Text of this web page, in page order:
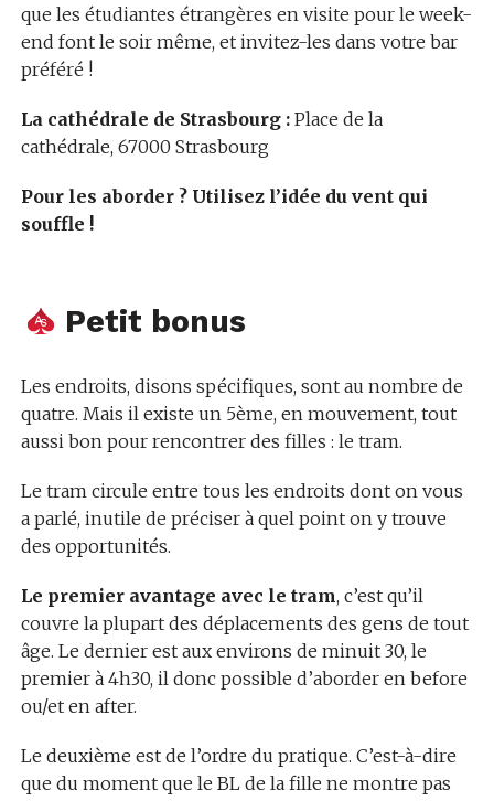
que les étudiantes étrangères en visite pour le week-
end font le soir même, et invitez-les dans votre bar
préféré !
La cathédrale de Strasbourg :Place de la
cathédrale, 67000 Strasbourg
Pour les aborder ? Utilisez l’idée du vent qui
souffle !
Petit bonus
Les endroits, disons spécifiques, sont au nombre de
quatre. Mais il existe un 5ème, en mouvement, tout
aussi bon pour rencontrer des filles : le tram.
Le tram circule entre tous les endroits dont on vous
a parlé, inutile de préciser à quel point on y trouve
des opportunités.
Le premier avantage avec le tram, c’est qu’il
couvre la plupart des déplacements des gens de tout
âge. Le dernier est aux environs de minuit 30, le
premier à 4h30, il donc possible d’aborder en before
ou/et en after.
Le deuxième est de l’ordre du pratique. C’est-à-dire
que du moment que le BL de la fille ne montre pas